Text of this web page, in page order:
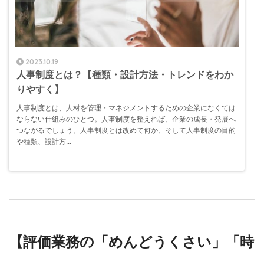
2023.10.19
人事制度とは？【種類・設計方法・トレンドをわか
りやすく】
人事制度とは、人材を管理・マネジメントするための企業になくては
ならない仕組みのひとつ。人事制度を整えれば、企業の成長・発展へ
つながるでしょう。人事制度とは改めて何か、そして人事制度の目的
や種類、設計方...
【評価業務の「めんどうくさい」「時